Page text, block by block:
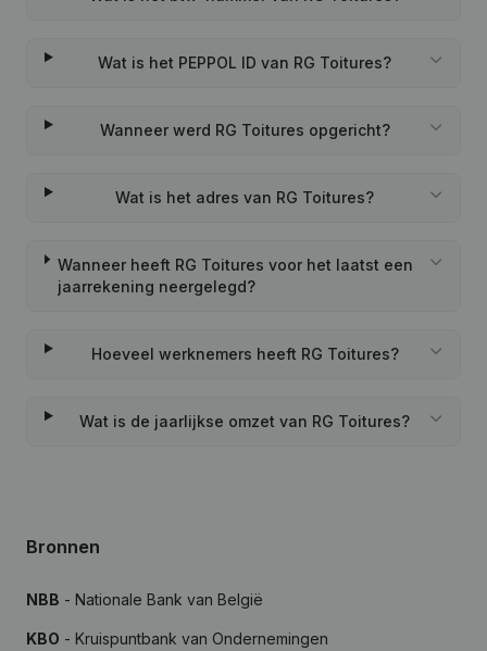
Wat is het PEPPOL ID van RG Toitures?
Wanneer werd RG Toitures opgericht?
Wat is het adres van RG Toitures?
Wanneer heeft RG Toitures voor het laatst een
jaarrekening neergelegd?
Hoeveel werknemers heeft RG Toitures?
Wat is de jaarlijkse omzet van RG Toitures?
Bronnen
NBB - Nationale Bank van België
KBO - Kruispuntbank van Ondernemingen